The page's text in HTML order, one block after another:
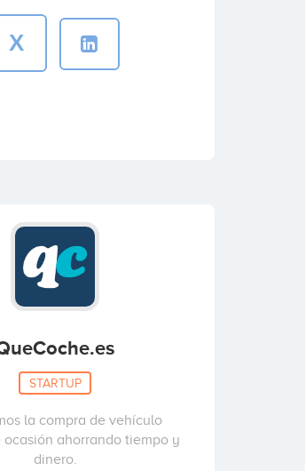
X
STARTUP
la compra de vehículo
ocasión ahorrando tiempo y
dinero.